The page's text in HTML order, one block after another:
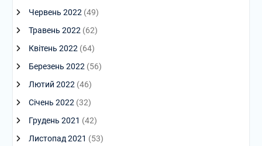
Червень 2022 (49)
Травень 2022 (62)
Квітень 2022 (64)
Березень 2022 (56)
Лютий 2022 (46)
Січень 2022 (32)
Грудень 2021 (42)
Листопад 2021 (53)